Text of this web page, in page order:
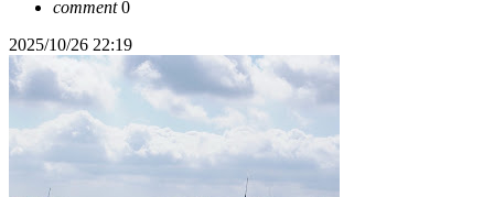
comment0
2025/10/26 22:19